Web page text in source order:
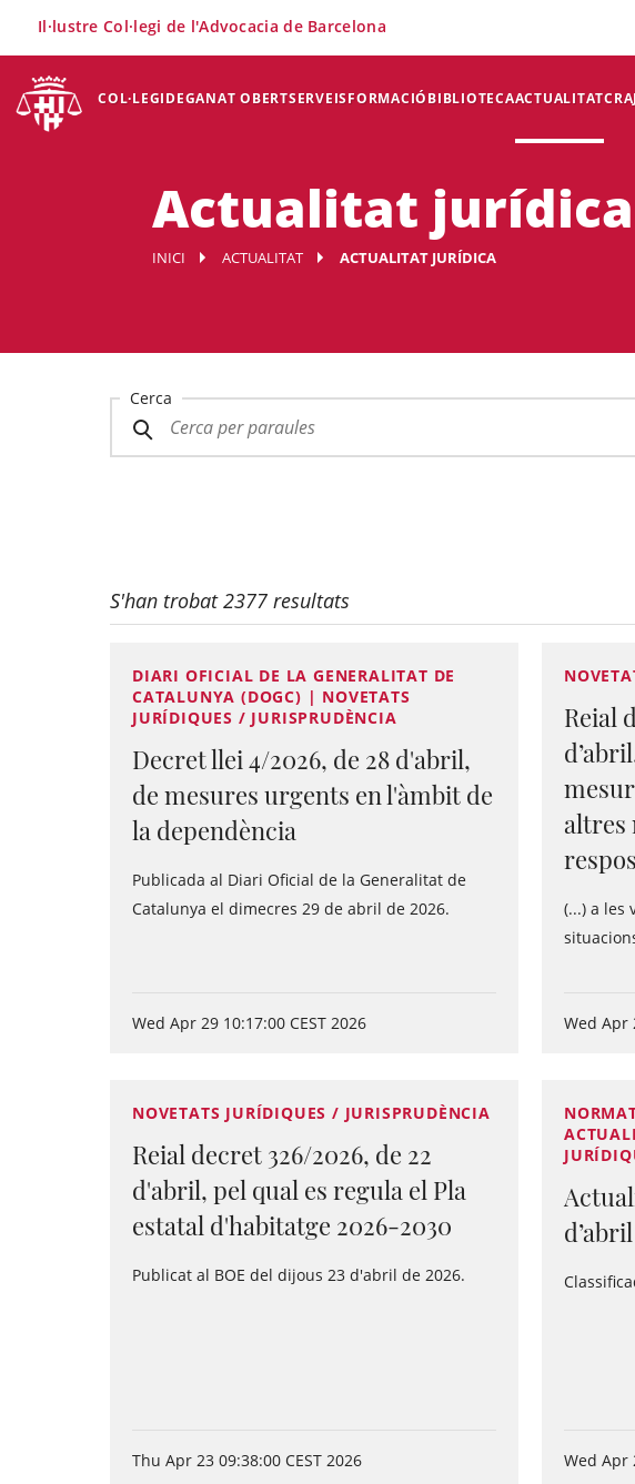
COL·LEGIDEGANAT OBERTSERVEISFORMACIÓBIBLIOTECAACTUALITAT
Il·lustre Col·legi de l'Advocacia de Barcelona
Actualitat jurídica
INICI ACTUALITAT ACTUALITAT JURÍDICA
Cerca
S'han trobat 2377 resultats
DIARI OFICIAL DE LA GENERALITAT DE
CATALUNYA (DOGC) | NOVETATS
JURÍDIQUES / JURISPRUDÈNCIA
Decret llei 4/2026, de 28 d'abril,
de mesures urgents en l'àmbit de
la dependència
Publicada al Diari Oficial de la Generalitat de
Catalunya el dimecres 29 de abril de 2026.
Wed Apr 29 10:17:00 CEST 2026
Reial
altres
(...) a les
Wed Apr
NOVETATS JURÍDIQUES / JURISPRUDÈNCIA
Reial decret 326/2026, de 22
d'abril, pel qual es regula el Pla
estatal d'habitatge 2026-2030
Publicat al BOE del dijous 23 d'abril de 2026.
Thu Apr 23 09:38:00 CEST 2026 Wed Apr